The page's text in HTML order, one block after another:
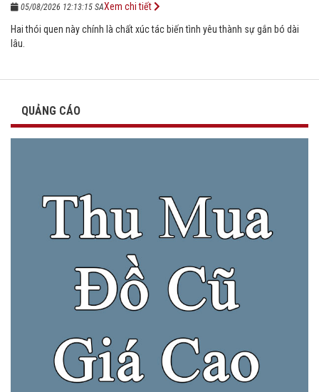
05/08/2026 12:13:15 SA
Hai thói quen này chính là chất xúc tác biến tình yêu thành sự gắn bó dài
lâu.
Xem chi tiết
QUẢNG CÁO